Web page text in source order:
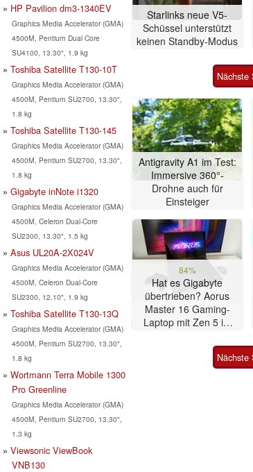
HP Pavilion dm3-1340EV
Graphics Media Accelerator (GMA)
4500M, Pentium Dual Core
SU4100, 13.30", 1.9 kg
Toshiba Satellite T130-10T
Graphics Media Accelerator (GMA)
4500M, Pentium SU2700, 13.30",
1.8 kg
Toshiba Satellite T130-145
Graphics Media Accelerator (GMA)
4500M, Pentium SU2700, 13.30",
1.8 kg
Gigabyte inNote i1320
Graphics Media Accelerator (GMA)
4500M, Celeron Dual-Core
SU2300, 13.30", 1.5 kg
Asus UL20A-2X024V
Graphics Media Accelerator (GMA)
4500M, Celeron Dual-Core
SU2300, 12.10", 1.9 kg
Toshiba Satellite T130-13Q
Graphics Media Accelerator (GMA)
4500M, Pentium SU2700, 13.30",
1.8 kg
Wortmann Terra Mobile 1300
Pro Greenline
Graphics Media Accelerator (GMA)
4500M, Pentium SU2700, 13.30",
1.3 kg
Viewsonic ViewBook
VNB130
Starlinks neue V5-
Schüssel unterstützt
keinen Standby-Modus
Nächste
Antigravity A1 im Test:
Immersive 360°-
Drohne auch für
Einsteiger
84%
Hat es Gigabyte
übertrieben? Aorus
Master 16 Gaming-
Laptop mit Zen 5 im
Nächste